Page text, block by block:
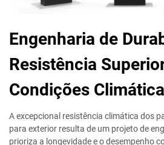
Engenharia de
Resistência
Condições
A excepcional resistência climática dos
para exterior resulta de um projeto de
prioriza a longevidade e o desempenho